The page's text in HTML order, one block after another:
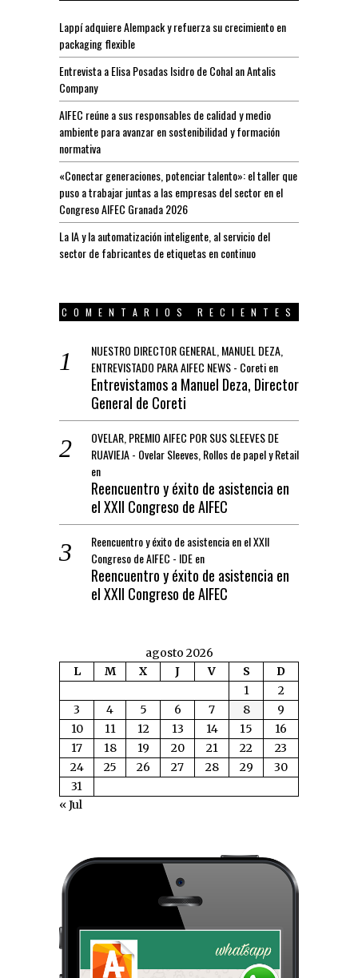
Lappí adquiere Alempack y refuerza su crecimiento en
packaging flexible
Entrevista a Elisa Posadas Isidro de Cohal an Antalis
Company
AIFEC reúne a sus responsables de calidad y medio
ambiente para avanzar en sostenibilidad y formación
normativa
«Conectar generaciones, potenciar talento»: el taller que
puso a trabajar juntas a las empresas del sector en el
Congreso AIFEC Granada 2026
La IA y la automatización inteligente, al servicio del
sector de fabricantes de etiquetas en continuo
COMENTARIOS RECIENTES
NUESTRO DIRECTOR GENERAL, MANUEL DEZA,
ENTREVISTADO PARA AIFEC NEWS - Coretien
Entrevistamos a Manuel Deza, Director
General de Coreti
OVELAR, PREMIO AIFEC POR SUS SLEEVES DE
RUAVIEJA - Ovelar Sleeves, Rollos de papel y Retail
en
Reencuentro y éxito de asistencia en
el XXII Congreso de AIFEC
Reencuentro y éxito de asistencia en el XXII
Congreso de AIFEC - IDEen
Reencuentro y éxito de asistencia en
el XXII Congreso de AIFEC
agosto 2026
L
M X J V S
D
1
2
3
4 5 6 7 8
9
10
11 12 13 14 15
16
17
18 19 20 21 22
23
24
25 26 27 28 29
30
31
« Jul